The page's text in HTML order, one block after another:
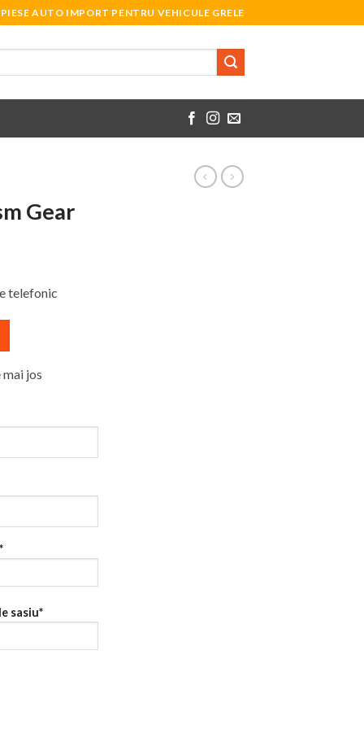
PIESE AUTO IMPORT PENTRU VEHICULE GRELE
Gear
telefonic
jos
sasiu*